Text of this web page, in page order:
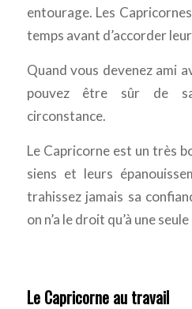
entourage. Les
temps avant d’accorder
Quand vous devenez ami
pouvez être sûr de
circonstance.
Le Capricorne est un très
siens et leurs
trahissez jamais sa
on n’a le droit qu’à une
Le Capricorne au travail